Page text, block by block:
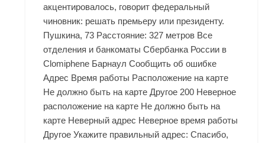
акцентировалось, говорит федеральный
чиновник: решать премьеру или президенту.
Пушкина, 73 Расстояние: 327 метров Все
отделения и банкоматы Сбербанка России в
Clomiphene Барнаул Сообщить об ошибке
Адрес Время работы Расположение на карте
Не должно быть на карте Другое 200 Неверное
расположение на карте Не должно быть на
карте Неверный адрес Неверное время работы
Другое Укажите правильный адрес: Спасибо,